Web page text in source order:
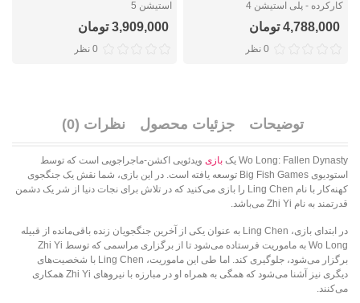
کارکرده - پلی استیشن 4
4,788,000 تومان
0 نظر
استیشن 5
3,909,000 تومان
0 نظر
توضیحات جزئیات محصول نظرات (0)
Wo Long: Fallen Dynasty یک بازی ویدئویی اکشن-ماجراجویی است که توسط
استودیوی Big Fish Games توسعه یافته است. در این بازی، شما نقش یک جنگجوی
کهنه‌کار با نام Ling Chen را بازی می‌کنید که در تلاش برای نجات دنیا از شر یک دشمن
قدرتمند به نام Zhi Yi می‌باشد.
در ابتدای بازی، Ling Chen به عنوان یکی از آخرین جنگجویان زنده باقی‌مانده از قبیله
Wo Long به ماموریت فرستاده می‌شود تا از برگزاری مراسمی که توسط Zhi Yi
برگزار می‌شود، جلوگیری کند. اما طی این ماموریت، Ling Chen با شخصیت‌های
دیگری نیز آشنا می‌شود که همگی به همراه او در مبارزه با نیروهای Zhi Yi همکاری
می‌کنند.